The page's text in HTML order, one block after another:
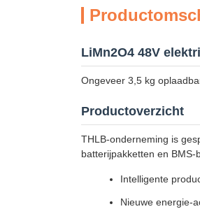
LiMn2O4 48V
Ongeveer 3,5 kg
Productoverzicht
THLB-onderneming is
batterijpakketten en
Intelligente
Nieuwe energie-